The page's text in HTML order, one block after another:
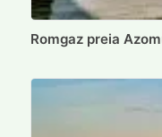
Romgaz preia